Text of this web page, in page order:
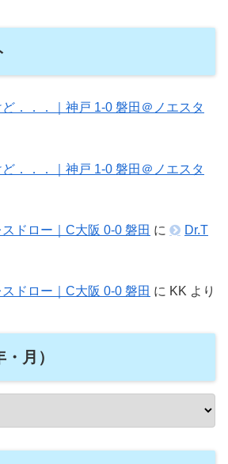
．．．｜神戸 1-0 磐田＠ノエスタ
．．．｜神戸 1-0 磐田＠ノエスタ
ドロー｜C大阪 0-0 磐田 に
Dr.T
ドロー｜C大阪 0-0 磐田 に KK より
月）